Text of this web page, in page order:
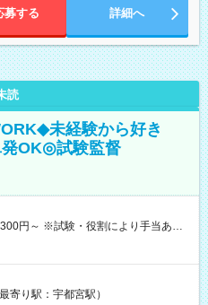
募する 詳細へ
読
未経験から好き
発OK◎試験監督
【即給（前払い）オプションあ
務から1週間ほどで給与の一部を受け
～17:30（休憩1時間） 時給1,300円
通費 ※当日の役割により時給＋100
寄り駅：宇都宮駅）